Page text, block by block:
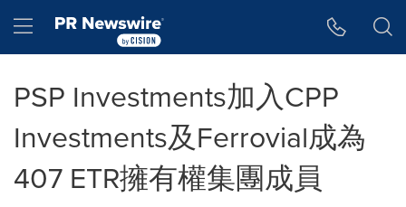
Hamburger menu
PSP Investments加入CPP
Investments及Ferrovial成為
407 ETR擁有權集團成員